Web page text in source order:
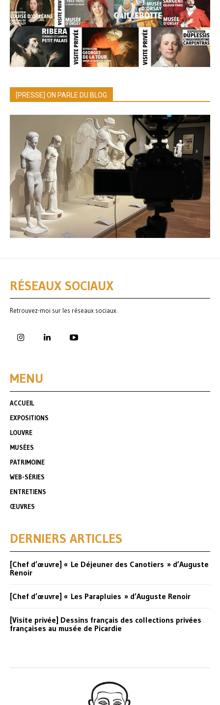
[PRESSE] ON PARLE DU BLOG
RÉSEAUX SOCIAUX
Retrouvez-moi sur les réseaux sociaux.
MENU
ACCUEIL
EXPOSITIONS
LOUVRE
MUSÉES
PATRIMOINE
WEB-SÉRIES
ENTRETIENS
ŒUVRES
DERNIERS ARTICLES
[Chef d’œuvre] « Le Déjeuner des Canotiers » d’Auguste
Renoir
[Chef d’œuvre] « Les Parapluies » d’Auguste Renoir
[Visite privée] Dessins français des collections privées
françaises au musée de Picardie